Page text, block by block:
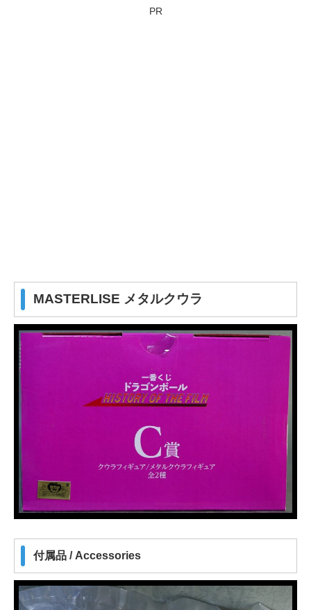
PR
MASTERLISE メタルクウラ
付属品 / Accessories